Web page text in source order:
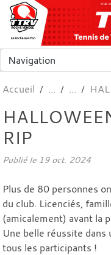
club
Accueil
RIP
Publié le 19 oct. 2024
Plus de 80 personnes
du club. Licenciés,
(amicalement) avant la
Une belle réussite dans
tous les participants !
Panneau de gestion des